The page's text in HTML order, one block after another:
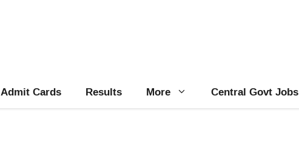
Admit Cards Results More Central Govt Jobs